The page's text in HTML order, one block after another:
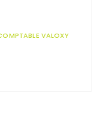
VALOXY